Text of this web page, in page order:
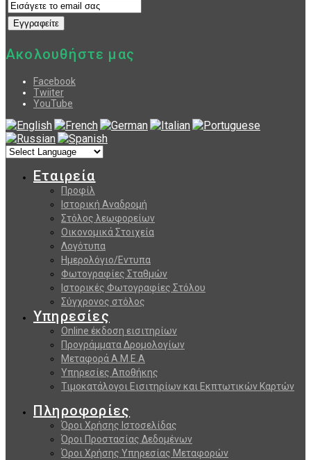
Ακολουθήστε μας
Facebook
Twiiter
YouTube
Εταιρεία
Προφίλ
Ιστορική Αναδρομή
Στόλος λεωφορείων
Οικονομικά Στοιχεία
Λογότυπα
Ημερολόγιο/Εντυπα
Φωτογραφίες Σταθμών
Ιστορικές Φωτογραφίες Στόλου
Σύγχρονος στόλος
Υπηρεσίες
Online έκδοση εισιτηρίων
Προγράμματα Δρομολογίων
Μεταφορά Α.Μ.Ε.Α
Υπηρεσίες Αποθήκης
Τιμοκατάλογοι Εισιτηρίων και Εκπτωτικών Καρτών
Πληροφορίες
Όροι Χρήσης Ιστοσελίδας
Όροι Προστασίας Δεδομένων
Όροι Χρήσης Υπηρεσίας Μεταφορών